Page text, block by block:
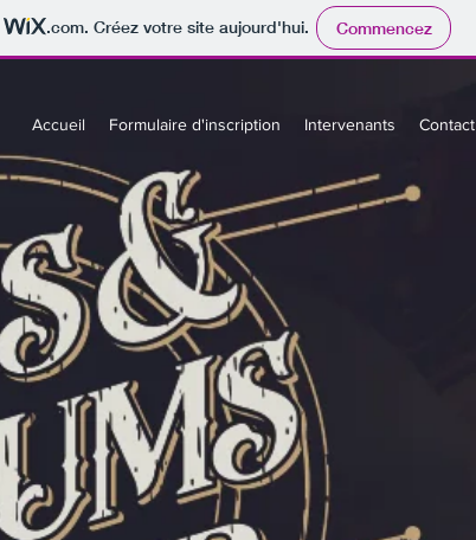
.com. Créez votre site aujourd'hui. Commencez
Accueil Formulaire d'inscription Intervenants Contact